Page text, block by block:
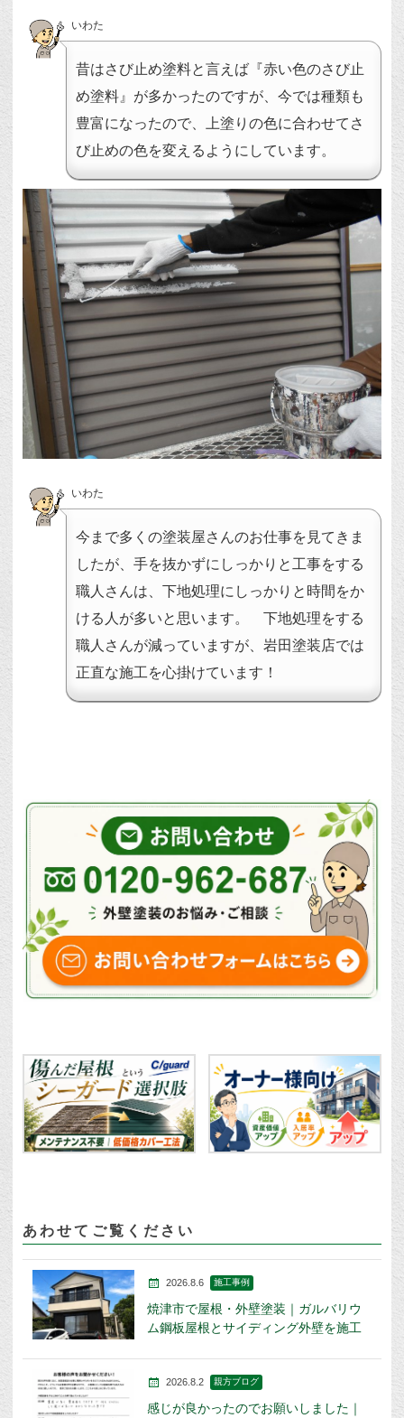
いわた
昔はさび止め塗料と言えば『赤い色のさび止
め塗料』が多かったのですが、今では種類も
豊富になったので、上塗りの色に合わせてさ
び止めの色を変えるようにしています。
いわた
今まで多くの塗装屋さんのお仕事を見てきま
したが、手を抜かずにしっかりと工事をする
職人さんは、下地処理にしっかりと時間をか
ける人が多いと思います。 下地処理をする
職人さんが減っていますが、岩田塗装店では
正直な施工を心掛けています！
あわせてご覧ください
2026.8.6 施工事例
焼津市で屋根・外壁塗装｜ガルバリウ
ム鋼板屋根とサイディング外壁を施工
2026.8.2 親方ブログ
感じが良かったのでお願いしました｜